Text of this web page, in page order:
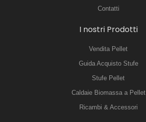
Contatti
I nostri Prodotti
Vendita Pellet
Guida Acquisto Stufe
Stufe Pellet
Caldaie Biomassa a Pellet
Ricambi & Accessori